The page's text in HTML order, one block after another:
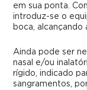
em sua ponta.
introduz-se o
boca, alcançando
Ainda pode ser
nasal e/ou
rígido, indicado
sangramentos,